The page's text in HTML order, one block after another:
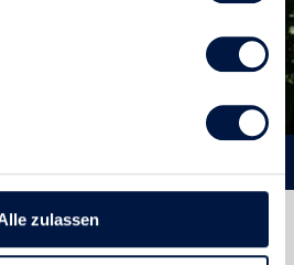
zulassen
Biopool und